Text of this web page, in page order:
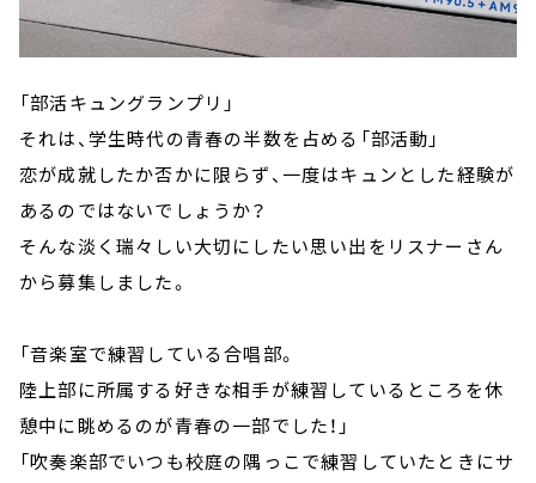
「部活キュングランプリ」
それは、学生時代の青春の半数を占める「部活動」
恋が成就したか否かに限らず、一度はキュンとした経験が
あるのではないでしょうか？
そんな淡く瑞々しい大切にしたい思い出をリスナーさん
から募集しました。
「音楽室で練習している合唱部。
陸上部に所属する好きな相手が練習しているところを休
憩中に眺めるのが青春の一部でした！」
「吹奏楽部でいつも校庭の隅っこで練習していたときにサ